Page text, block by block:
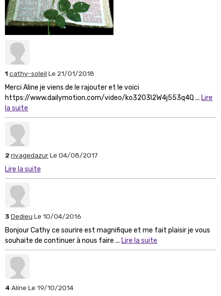
1cathy-soleil Le 21/01/2018
Merci Aline je viens de le rajouter et le voici
https://www.dailymotion.com/video/ko3203l2W4j553q4Q ... Lire
la suite
2rivagedazurLe 04/08/2017
Lire la suite
3Dedieu Le 10/04/2016
Bonjour Cathy ce sourire est magnifique et me fait plaisir je vous
souhaite de continuer à nous faire ... Lire la suite
4 Aline Le 19/10/2014